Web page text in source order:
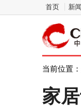
首页 新闻
当前位置：
家